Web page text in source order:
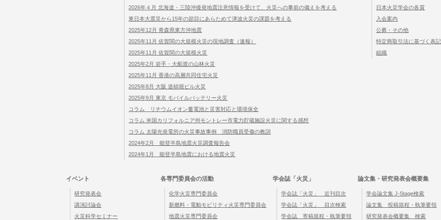
2026年４月 北海道・三陸沖後発地震注意情報を受けて、火災への事前の備えを考える
東日本大震災から15年の節目にあらためて津波火災の課題を考える
2025年12月 青森県東方沖地震
2025年11月 佐賀関の大規模火災の現地調査（速報）
2025年11月 佐賀関の大規模火災
2025年2月 岩手・大船渡の山林火災
2025年11月 香港の高層共同住宅火災
2025年8月 大阪 道頓堀ビル火災
2025年9月 東京 モバイルバッテリー火災
コラム リチウムイオン蓄電池と災害対応と環境保全
コラム 米国カリフォルニア州モントレー市電力貯蔵施設火災に関する感想
コラム 太陽光発電所の火災事故事例 消防職員受傷の教訓
2024年2月 能登半島地震火災調査報告会
2024年1月 能登半島地震における地震火災
日本火災学会の各賞
入会案内
公募・その他
特定商取引法に基づく表記
組織
イベント
研究発表会
講演討論会
火災科学セミナー
各専門委員会の活動
化学火災専門委員会
新燃料・電動モビリティ火災専門委員会
地震火災専門委員会
学会誌「火災」
学会誌「火災」 近刊目次
学会誌「火災」 目次検索
学会誌 寄稿規程・執筆要領
論文集・研究発表会概要集
学会論文集 J-Stage検索
論文集 投稿規程・執筆要領
研究発表会概要集 検索